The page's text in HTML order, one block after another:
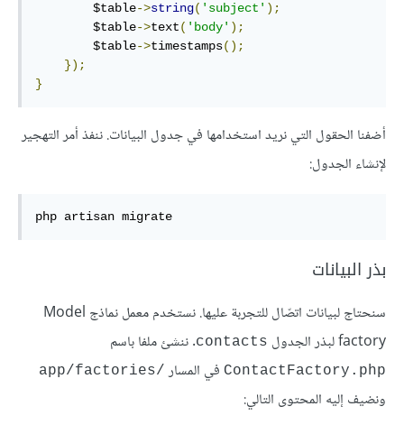
        $table
->string( 'subject' );
        $table
->text( 'body' );
        $table
->timestamps();
});
}
أضفنا الحقول التي نريد استخدامها في جدول البيانات. ننفذ أمر التهجير
لإنشاء الجدول:
php artisan migrate
بذر البيانات
سنحتاج لبيانات اتصّال للتجربة عليها. نستخدم معمل نماذج Model
factory لبذر الجدول
contacts. ننشئ ملفا باسم
ContactFactory.php في المسار /app/factories
ونضيف إليه المحتوى التالي: